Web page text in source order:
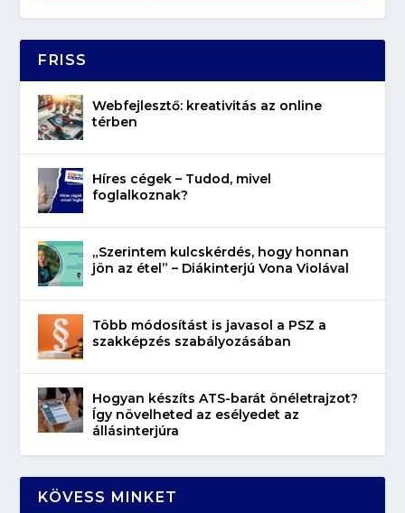
FRISS
Webfejlesztő: kreativitás az online
térben
Híres cégek – Tudod, mivel
foglalkoznak?
„Szerintem kulcskérdés, hogy honnan
jön az étel” – Diákinterjú Vona Violával
Több módosítást is javasol a PSZ a
szakképzés szabályozásában
Hogyan készíts ATS-barát önéletrajzot?
Így növelheted az esélyedet az
állásinterjúra
KÖVESS MINKET